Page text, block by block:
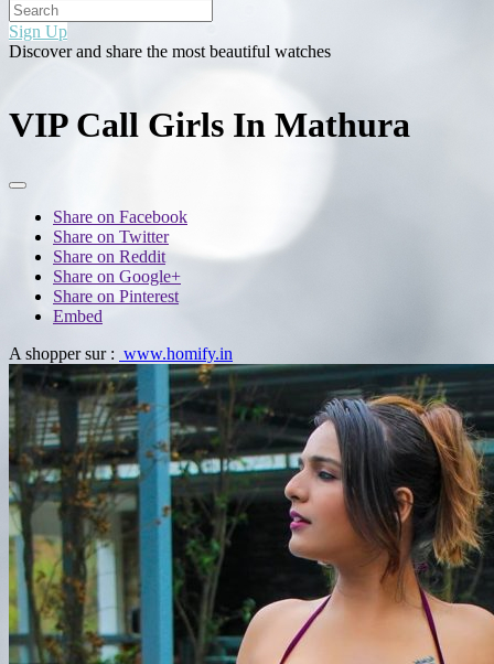
Sign Up
Discover and share the most beautiful watches
VIP Call Girls In Mathura
Share on Facebook
Share on Twitter
Share on Reddit
Share on Google+
Share on Pinterest
Embed
A shopper sur : www.homify.in